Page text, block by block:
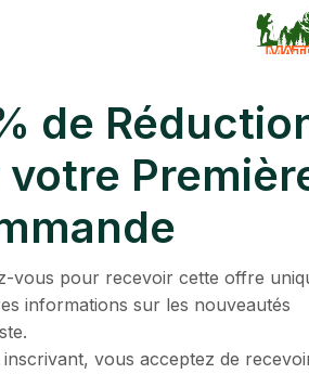
de
vous pour recevoir cette offre
informations sur les nouveautés
inscrivant, vous acceptez de
Produit Poncho
grandes choses se